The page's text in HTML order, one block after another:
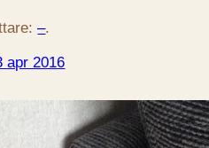
–.
apr 2016